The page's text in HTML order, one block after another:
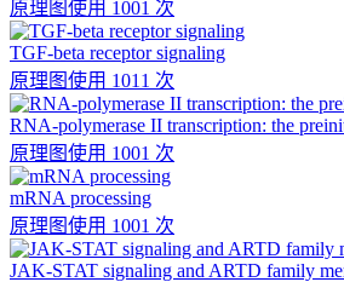
原理图使用 1001 次
TGF-beta receptor signaling
原理图使用 1011 次
RNA-polymerase II transcription: the
原理图使用 1001 次
mRNA processing
原理图使用 1001 次
JAK-STAT signaling and ARTD family